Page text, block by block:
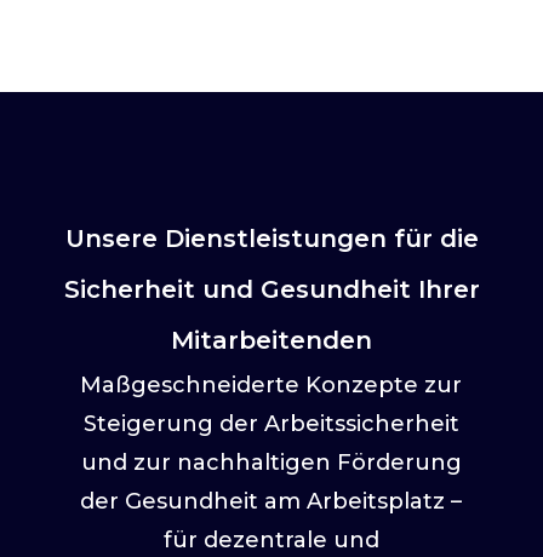
Unsere Dienstleistungen für die
Sicherheit und Gesundheit Ihrer
Mitarbeitenden
Maßgeschneiderte Konzepte zur
Steigerung der Arbeitssicherheit
und zur nachhaltigen Förderung
der Gesundheit am Arbeitsplatz –
für dezentrale und